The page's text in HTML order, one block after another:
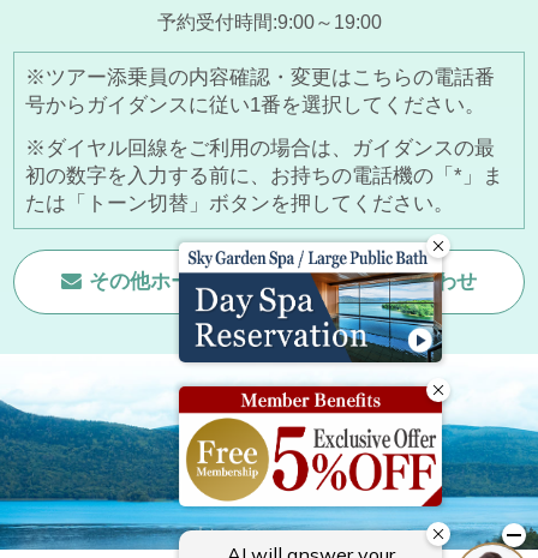
予約受付時間:9:00～19:00
※ツアー添乗員の内容確認・変更はこちらの電話番
号からガイダンスに従い1番を選択してください。
※ダイヤル回線をご利用の場合は、ガイダンスの最
初の数字を入力する前に、お持ちの電話機の「*」ま
たは「トーン切替」ボタンを押してください。
その他ホームページに関するお問い合わせ